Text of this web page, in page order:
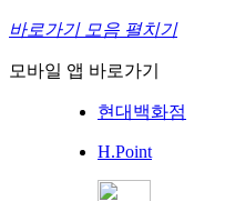
바로가기 모음 펼치기
모바일 앱 바로가기
현대백화점
H.Point